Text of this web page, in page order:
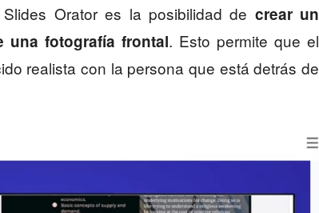
Orator es la posibilidad de crear un
una fotografía frontal. Esto permite que el
realista con la persona que está detrás de